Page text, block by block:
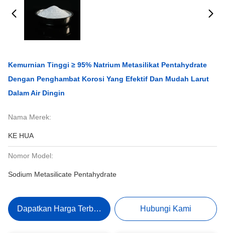
Kemurnian Tinggi ≥ 95% Natrium Metasilikat Pentahydrate
Dengan Penghambat Korosi Yang Efektif Dan Mudah Larut
Dalam Air Dingin
Nama Merek:
KE HUA
Nomor Model:
Sodium Metasilicate Pentahydrate
Dapatkan Harga Terbaik Hubungi Kami